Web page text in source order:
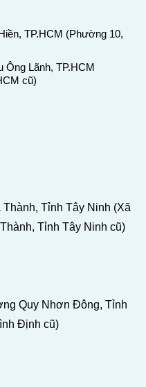
TP.HCM (Phường 10,
Ông Lãnh, TP.HCM
cũ)
Tỉnh Tây Ninh (Xã
Tỉnh Tây Ninh cũ)
Quy Nhơn Đông, Tỉnh
Định cũ)